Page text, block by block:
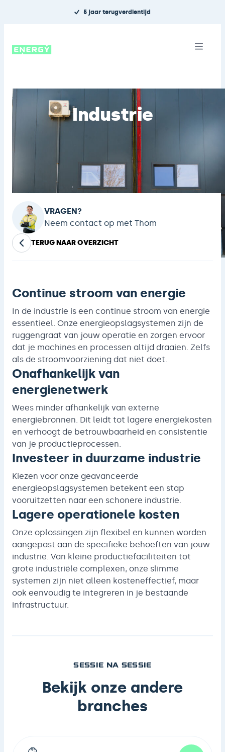
5 jaar terugverdientijd
Open
UTILITEIT EN BOUWBEDRIJVEN
Industrie
TERUG NAAR OVERZICHT
VRAGEN?
Neem contact op met Thom
Continue stroom van energie
In de industrie is een continue stroom van energie
essentieel. Onze energieopslagsystemen zijn de
ruggengraat van jouw operatie en zorgen ervoor
dat je machines en processen altijd draaien. Zelfs
als de stroomvoorziening dat niet doet.
Onafhankelijk van
energienetwerk
Wees minder afhankelijk van externe
energiebronnen. Dit leidt tot lagere energiekosten
en verhoogt de betrouwbaarheid en consistentie
van je productieprocessen.
Investeer in duurzame industrie
Kiezen voor onze geavanceerde
energieopslagsystemen betekent een stap
vooruitzetten naar een schonere industrie.
Lagere operationele kosten
Onze oplossingen zijn flexibel en kunnen worden
aangepast aan de specifieke behoeften van jouw
industrie. Van kleine productiefaciliteiten tot
grote industriële complexen, onze slimme
systemen zijn niet alleen kosteneffectief, maar
ook eenvoudig te integreren in je bestaande
infrastructuur.
SESSIE NA SESSIE
Bekijk onze andere
branches